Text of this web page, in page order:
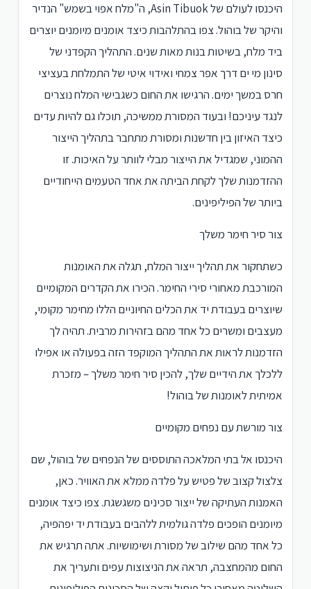
היכנסו לעולם של Asin Tibuok, ה"מלח אפוי בשמש" הנדיר
והיקר של בוהול. צפו בהתלהבות כיצד אומנים מיומנים יוצרים
ביד מלח, בשיטות בנות מאות שנים. התהליך הקפדני של
סינון מי ים דרך אפר צמחי ואידוי איטי של התמלחת בעציצי
חרס במשך ימים. הרגישו את החום כשגבישי המלח נוצרים
לנגד עיניכם! ובעוד המסורת ממשיכה, תוכלו גם להיות עדים
כיצד האיזון בין חדשנות ומסורת מתחבר בתהליך הייצור
ההמוני, שמגדיל את הייצור מבלי לוותר על האיכות. זו
ההזדמנות שלך לקחת הביתה את אחד הטעמים הייחודיים
ביותר של הפיליפינים.
צור סיר חימר משלך
כשתחקור את תהליך ייצור המלח, תגלה את האומנות
המורכבת מאחורי סירי החימר. הכירו את הקדרים המקומיים
שיוצרים בעבודת יד את הכלים החיוניים הללו מחימר מקומי,
מעצבים ומשרים כל אחד מהם בזהירות מרבית. תהיה לך
הזדמנות לראות את התהליך המוקפד הזה בפעולה או אפילו
ללכלך את הידיים שלך, להכין סיר חימר משלך – מזכרת
אמיתית לאומנות של בוהול!
צור מורשת עם נפחים מקומיים
היכנסו אל בתי המלאכה התוססים של הנפחים של בוהול, שם
צלצול קצוב של פטיש על פלדה ממלא את האוויר. כאן,
האמנות העתיקה של ייצור סכינים משגשגת. צפו כיצד אומנים
מיומנים הופכים פלדה גולמית ללהבים בעבודת יד יפהפיה,
כל אחד מהם שילוב של מסורת ושימושיות. אתה תרגיש את
החום מהמחצבה, תראה את הניצוצות עפים ותעריך את